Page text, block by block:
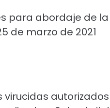
para abordaje de
de marzo de 2021
virucidas